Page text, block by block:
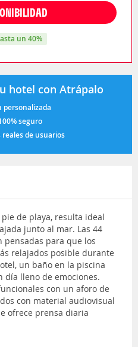
un 40%
hotel con Atrápalo
personalizada
seguro
reales de usuarios
de playa, resulta ideal
junto al mar. Las 44
pensadas para que los
relajados posible durante
un baño en la piscina
día lleno de emociones.
con un aforo de
con material audiovisual
ofrece prensa diaria